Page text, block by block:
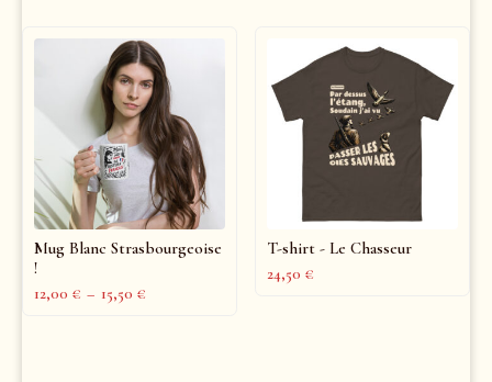
Mug Blanc Strasbourgeoise
!
12,00 € – 15,50 €
T-shirt - Le Chasseur
24,50 €